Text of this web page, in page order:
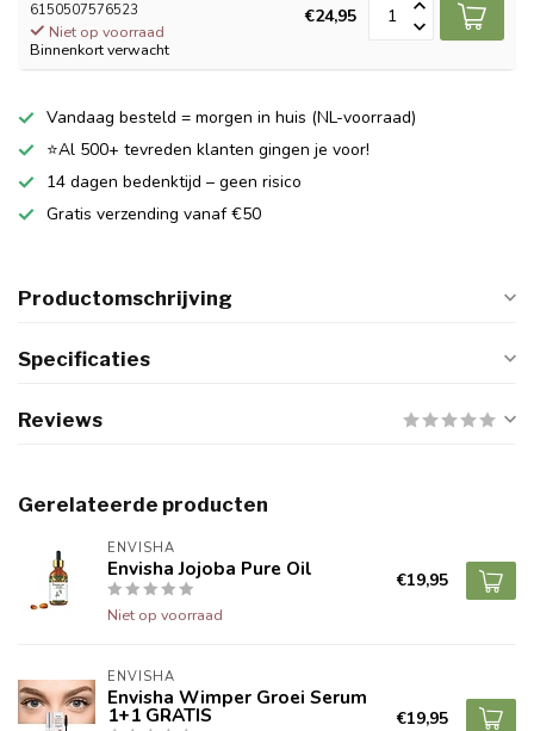
6150507576523
Niet op voorraad
Binnenkort verwacht
€24,95
Vandaag besteld = morgen in huis (NL-voorraad)
⭐Al 500+ tevreden klanten gingen je voor!
14 dagen bedenktijd – geen risico
Gratis verzending vanaf €50
Productomschrijving
Specificaties
Reviews
Gerelateerde producten
ENVISHA
Envisha Jojoba Pure Oil
Niet op voorraad
€19,95
ENVISHA
Envisha Wimper Groei Serum
1+1 GRATIS €19,95